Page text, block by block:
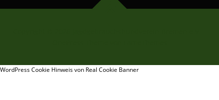
WordPress Cookie Hinweis von Real Cookie Banner